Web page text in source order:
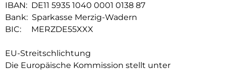
IBAN: DE11 5935 1040 0001 0138 87
Bank: Sparkasse Merzig-Wadern
BIC: MERZDE55XXX
EU-Streitschlichtung
Die Europäische Kommission stellt unter